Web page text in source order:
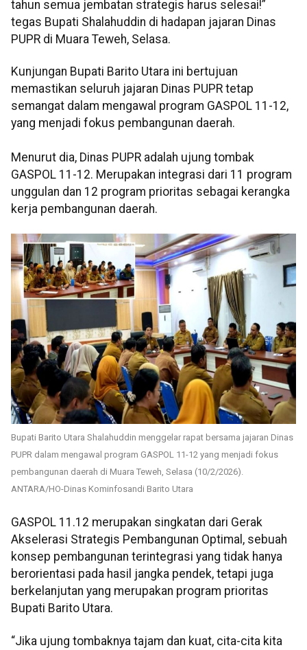
tahun semua jembatan strategis harus selesai!”
tegas Bupati Shalahuddin di hadapan jajaran Dinas
PUPR di Muara Teweh, Selasa.
Kunjungan Bupati Barito Utara ini bertujuan
memastikan seluruh jajaran Dinas PUPR tetap
semangat dalam mengawal program GASPOL 11-12,
yang menjadi fokus pembangunan daerah.
Menurut dia, Dinas PUPR adalah ujung tombak
GASPOL 11-12. Merupakan integrasi dari 11 program
unggulan dan 12 program prioritas sebagai kerangka
kerja pembangunan daerah.
Bupati Barito Utara Shalahuddin menggelar rapat bersama jajaran Dinas
PUPR dalam mengawal program GASPOL 11-12 yang menjadi fokus
pembangunan daerah di Muara Teweh, Selasa (10/2/2026).
ANTARA/HO-Dinas Kominfosandi Barito Utara
GASPOL 11.12 merupakan singkatan dari Gerak
Akselerasi Strategis Pembangunan Optimal, sebuah
konsep pembangunan terintegrasi yang tidak hanya
berorientasi pada hasil jangka pendek, tetapi juga
berkelanjutan yang merupakan program prioritas
Bupati Barito Utara.
“Jika ujung tombaknya tajam dan kuat, cita-cita kita